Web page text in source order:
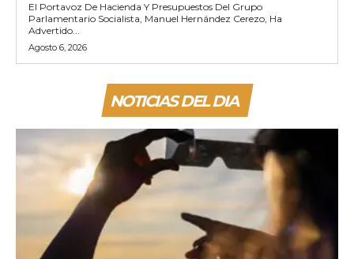
El Portavoz De Hacienda Y Presupuestos Del Grupo
Parlamentario Socialista, Manuel Hernández Cerezo, Ha
Advertido...
Agosto 6, 2026
NOTICIAS DEL DIA